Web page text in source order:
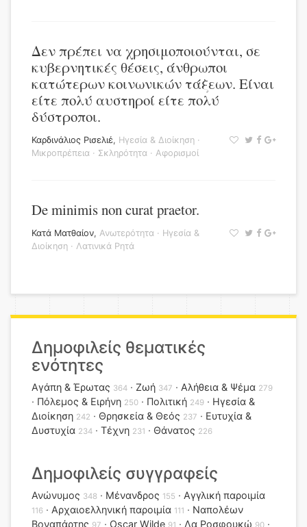
Δεν πρέπει να χρησιμοποιούνται, σε
κυβερνητικές θέσεις, άνθρωποι
κατώτερων κοινωνικών τάξεων. Είναι
είτε πολύ αυστηροί είτε πολύ
δύστροποι.
Καρδινάλιος Ρισελιέ, Ηγεσία & Διοίκηση ·
Μικροπρέπεια · Σκληρότητα · Αφορισμοί
De minimis non curat praetor.
Κατά Ματθαίον, Ανωτερότητα · Ηγεσία &
Διοίκηση · Λατινικά Ρητά
Δημοφιλείς θεματικές
ενότητες
Αγάπη & Έρωτας 364 Ζωή 347 Αλήθεια & Ψέμα 279
Πόλεμος & Ειρήνη 250 Πολιτική 249
Ηγεσία &
Διοίκηση 242 Θρησκεία & Θεός 237
Ευτυχία &
Δυστυχία 234 Τέχνη 231 Θάνατος 226
Δημοφιλείς συγγραφείς
Ανώνυμος 348 Μένανδρος 155 Αγγλική παροιμία
116 Αρχαιοελληνική παροιμία 111
Ναπολέων
Βοναπάρτης 97 Oscar Wilde 91 Λα Ροσφουκώ 90